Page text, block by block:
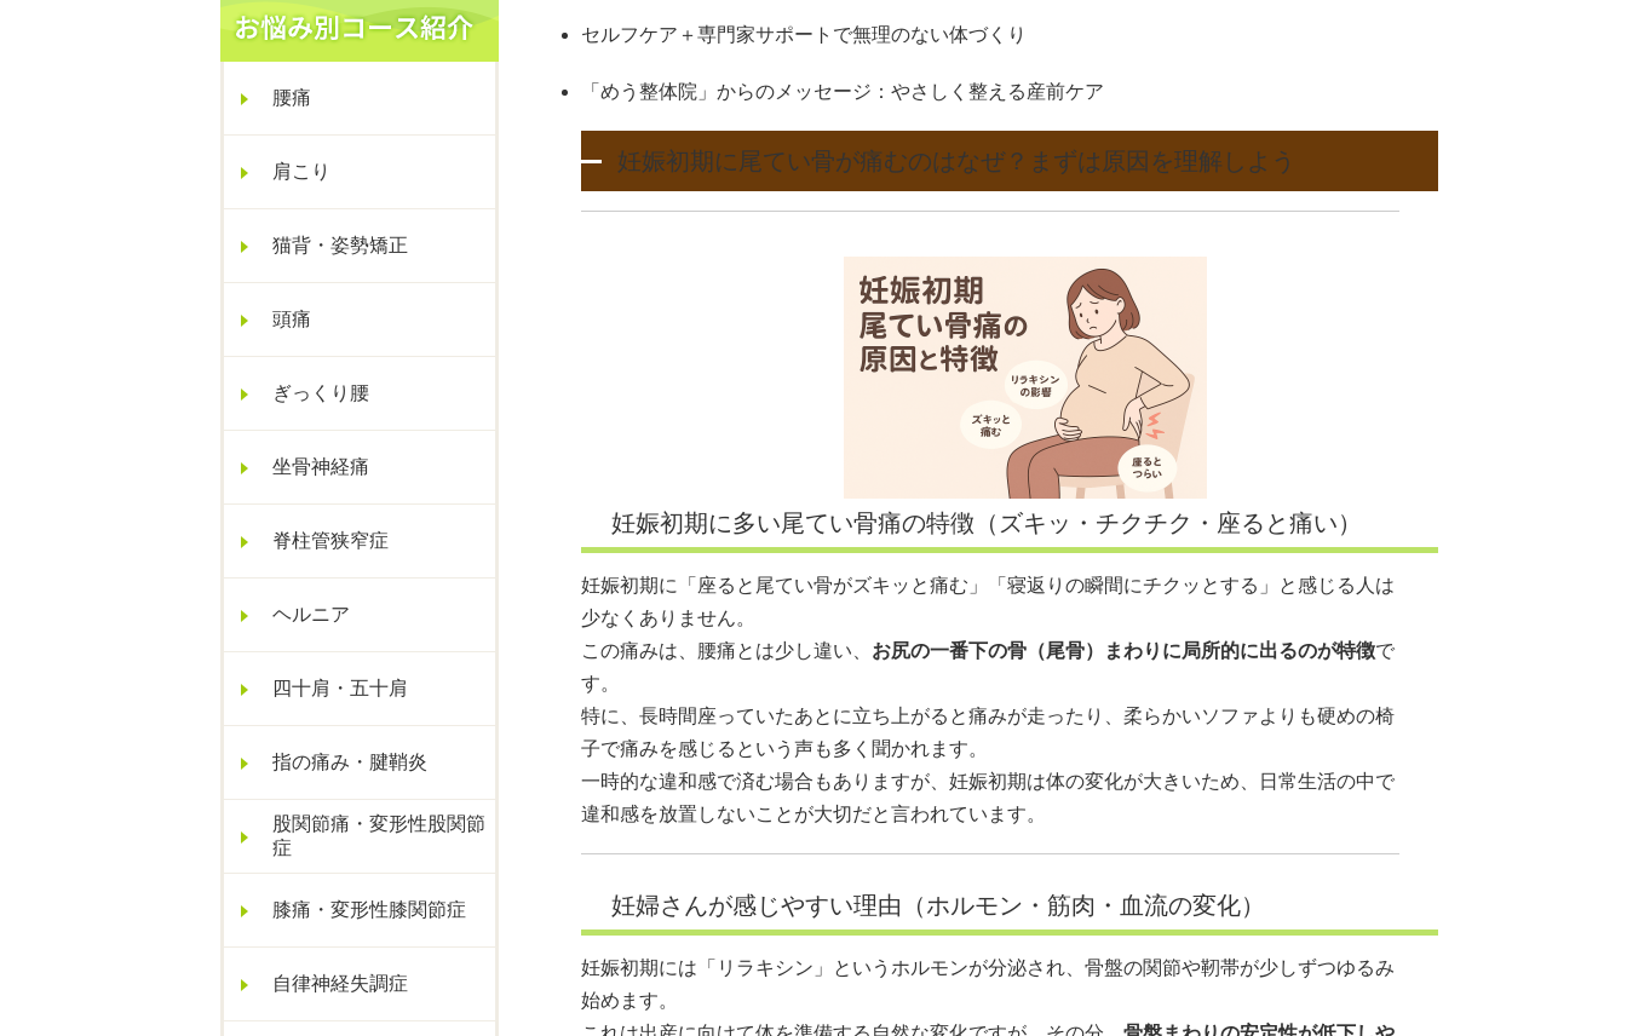
腰痛
肩こり
猫背・姿勢矯正
頭痛
ぎっくり腰
坐骨神経痛
脊柱管狭窄症
ヘルニア
四十肩・五十肩
指の痛み・腱鞘炎
股関節痛・変形性股関節
症
膝痛・変形性膝関節症
自律神経失調症
セルフケア＋専門家サポートで無理のない体づくり
「めう整体院」からのメッセージ：やさしく整える産前ケア
妊娠初期に尾てい骨が痛むのはなぜ？まずは原因を理解しよう
妊娠初期に多い尾てい骨痛の特徴（ズキッ・チクチク・座ると痛い）
妊娠初期に「座ると尾てい骨がズキッと痛む」「寝返りの瞬間にチクッとする」と感じる人は
少なくありません。
この痛みは、腰痛とは少し違い、 お尻の一番下の骨（尾骨）まわりに局所的に出るのが特徴で
す。
特に、長時間座っていたあとに立ち上がると痛みが走ったり、柔らかいソファよりも硬めの椅
子で痛みを感じるという声も多く聞かれます。
一時的な違和感で済む場合もありますが、妊娠初期は体の変化が大きいため、日常生活の中で
違和感を放置しないことが大切だと言われています。
妊婦さんが感じやすい理由（ホルモン・筋肉・血流の変化）
妊娠初期には「リラキシン」というホルモンが分泌され、骨盤の関節や靭帯が少しずつゆるみ
始めます。